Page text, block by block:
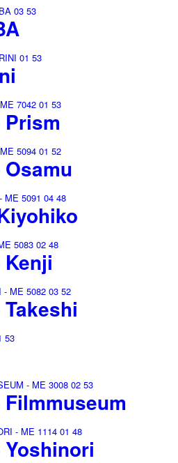
Prism
Osamu
Kenji
Filmmuseum
Yoshinori